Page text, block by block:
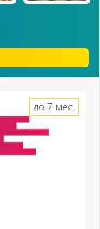
до 7 мес.